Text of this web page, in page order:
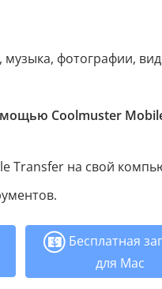
фотографии,
Coolmuster
Transfer на свой
Бесплатная
для Mac